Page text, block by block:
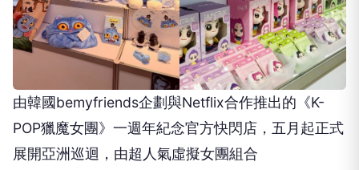
由韓國bemyfriends企劃與Netflix合作推出的《K-
POP獵魔女團》一週年紀念官方快閃店，五月起正式
展開亞洲巡迴，由超人氣虛擬女團組合